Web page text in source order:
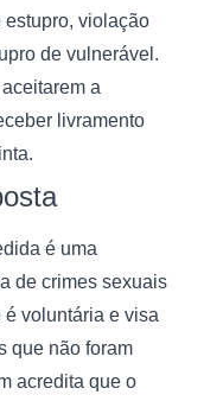
estupro, violação
de vulnerável.
a
livramento
é uma
de crimes sexuais
voluntária e visa
que não foram
acredita que o